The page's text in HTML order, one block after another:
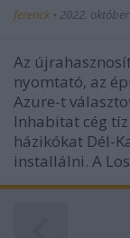
ferenck • 2022. október
Az
nyomtató, az
Azure-t
Inhabitat cég
házikókat Dél-
installálni. A